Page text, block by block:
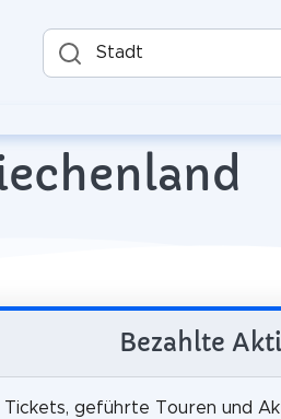
Stadt
Bezahlte
Tickets, geführte Touren und